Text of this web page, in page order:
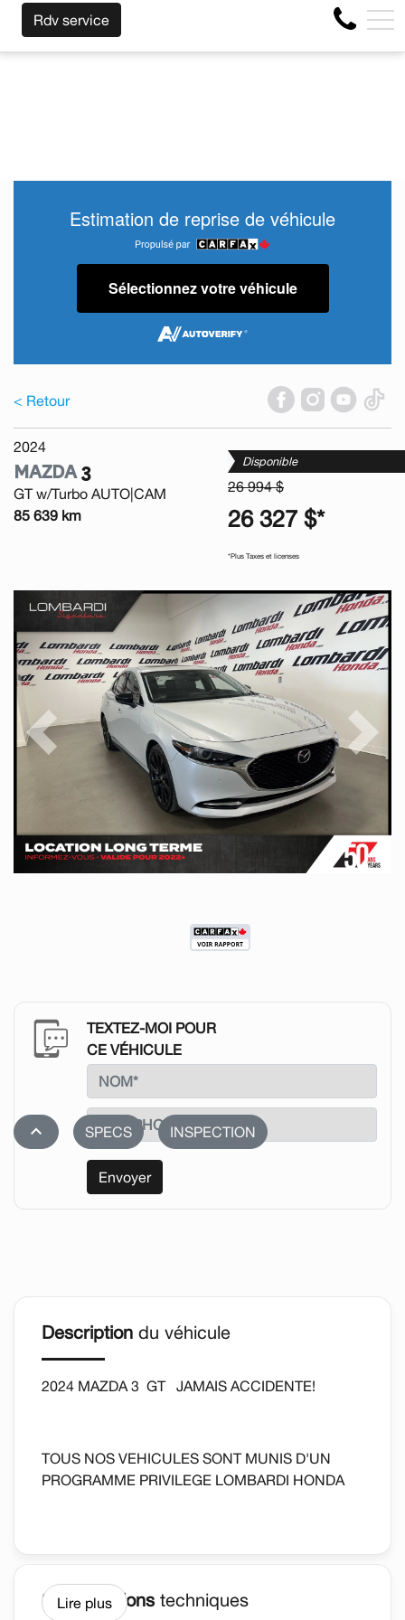
LA MARQUE AVANT LA FIN DE VOTRE BAIL !
4356 Boul Métropolitain E, Montréal, QC, CA H1S 1A2
EN
Rdv service
Estimation de reprise de véhicule
Sélectionnez votre véhicule
< Retour
2024
MAZDA3
GT w/Turbo AUTO|CAM
85 639 km
Disponible
26 994 $
26 327 $*
*Plus Taxes et licenses
Previous Next
TEXTEZ-MOI POUR
CE VÉHICULE
Envoyer
stat_1 SPECS INSPECTION
Description du véhicule
2024 MAZDA 3 GT JAMAIS ACCIDENTE!
TOUS NOS VEHICULES SONT MUNIS D'UN
PROGRAMME PRIVILEGE LOMBARDI HONDA
AUTOMATIQUE, SIEGES CHAUFFANTS,
REGULATEUR DE VITESSE, CAMERA DE
Lire plus
Spécificationstechniques